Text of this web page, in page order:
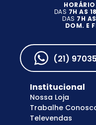
DAS 7H AS
DAS 7H
DOM. E
(21)
Institucional
Nossa Loja
Trabalhe
Televendas